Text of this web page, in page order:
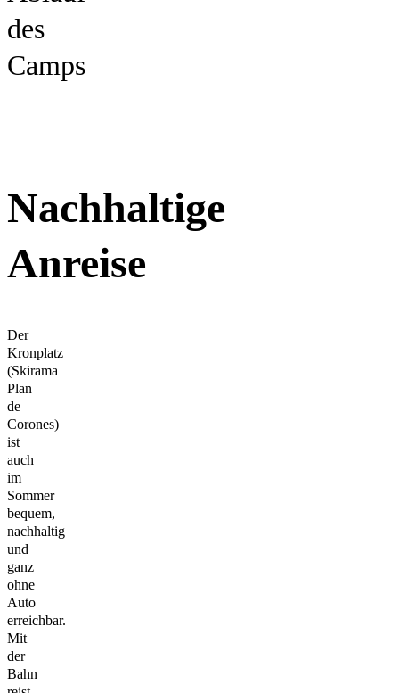
des
Camps
Nachhaltige
Anreise
Der
Kronplatz
(Skirama
Plan
de
Corones)
ist
auch
im
Sommer
bequem,
nachhaltig
und
ganz
ohne
Auto
erreichbar.
Mit
der
Bahn